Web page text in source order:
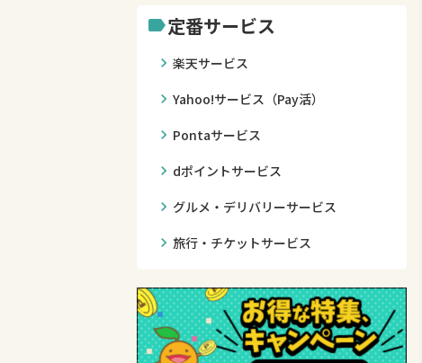
label定番サービス
chevron_right 楽天サービス
chevron_right Yahoo!サービス（Pay活）
chevron_right Pontaサービス
chevron_right dポイントサービス
chevron_right グルメ・デリバリーサービス
chevron_right 旅行・チケットサービス